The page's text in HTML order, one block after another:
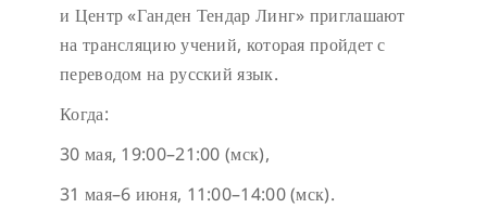
и Центр «Ганден Тендар Линг» приглашают
на трансляцию учений, которая пройдет с
переводом на русский язык.
Когда:
30 мая, 19:00–21:00 (мск),
31 мая–6 июня, 11:00–14:00 (мск).